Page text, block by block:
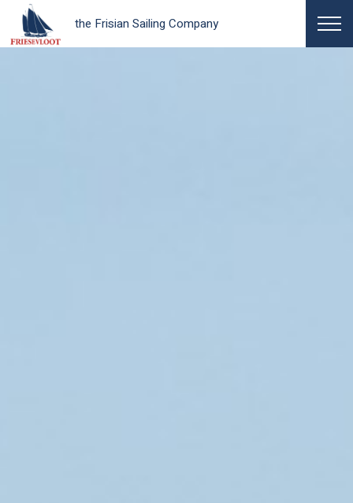
the Frisian Sailing Company